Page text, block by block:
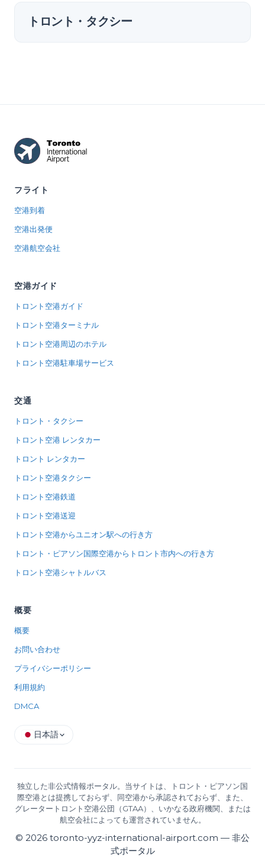
トロント・タクシー
フライト
空港到着
空港出発便
空港航空会社
空港ガイド
トロント空港ガイド
トロント空港ターミナル
トロント空港周辺のホテル
トロント空港駐車場サービス
交通
トロント・タクシー
トロント空港 レンタカー
トロント レンタカー
トロント空港タクシー
トロント空港鉄道
トロント空港送迎
トロント空港からユニオン駅への行き方
トロント・ピアソン国際空港からトロント市内への行き方
トロント空港シャトルバス
概要
概要
お問い合わせ
プライバシーポリシー
利用規約
DMCA
日本語
独立した非公式情報ポータル。当サイトは、トロント・ピアソン国
際空港とは提携しておらず、同空港から承認されておらず、また、
グレータートロント空港公団（GTAA）、いかなる政府機関、または
航空会社によっても運営されていません。
© 2026 toronto-yyz-international-airport.com — 非公
式ポータル